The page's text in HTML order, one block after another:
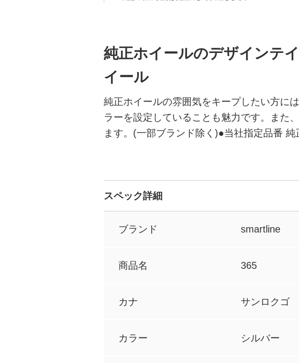
純正ホイールのデザインテ
イール
純正ホイールの雰囲気をキープしたい方に
ラーを設定していることも魅力です。また
ます。(一部ブランド除く)●当社指定品番
スペック詳細
ブランド smartline
商品名 365
カナ サンロクゴ
カラー シルバー